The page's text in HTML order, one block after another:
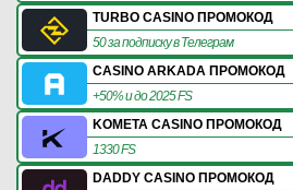
TURBO CASINO ПРОМОКОД
50 за подписку в Телеграм
CASINO ARKADA ПРОМОКОД
+50% и до 2025 FS
KOMETA CASINO ПРОМОКОД
1330 FS
DADDY CASINO ПРОМОКОД